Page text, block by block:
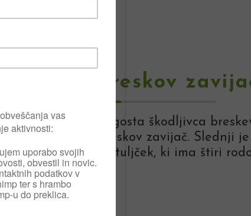
Breskov
Pogosta škodljivca
breskov zavijač. Slednji
metuljček, ki ima štiri